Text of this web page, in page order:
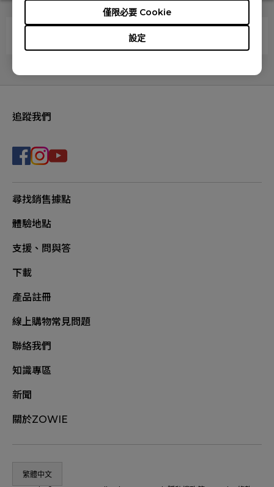
設定
僅限必要 Cookie
無更改DPI設置，但LED指示燈卻隨機轉換顏色。
追蹤我們
尋找銷售據點
體驗地點
支援、問與答
下載
產品註冊
線上購物常見問題
聯絡我們
知識專區
新聞
關於ZOWIE
繁體中文